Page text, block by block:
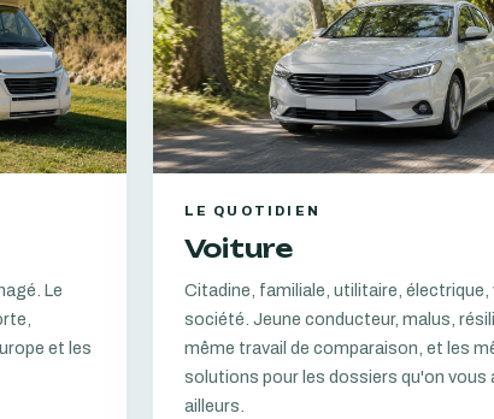
Le
et les
LE QUOTIDIEN
Voiture
Citadine, familiale, utilitaire, électrique,
société. Jeune conducteur, malus,
même travail de comparaison, et les
solutions pour les dossiers qu'on vous
ailleurs.